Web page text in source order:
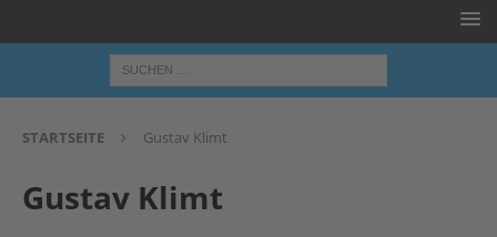
STARTSEITE Gustav Klimt
Gustav Klimt